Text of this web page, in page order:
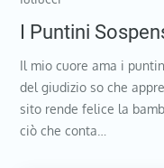
I Puntini
Il mio cuore ama i
del giudizio so che
sito rende felice la
ciò che conta…